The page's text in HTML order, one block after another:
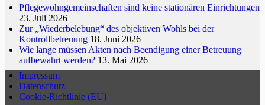
Pflegewohngemeinschaften sind keine stationären Einrichtungen
23. Juli 2026
Zur „Wiederbelebung“ des objektiven Wohls bei der
Kontrollbetreuung 18. Juni 2026
Wie lange müssen Akten nach Beendigung einer Betreuung
aufbewahrt werden? 13. Mai 2026
Impressum
Datenschutz
Cookie-Richtlinie (EU)